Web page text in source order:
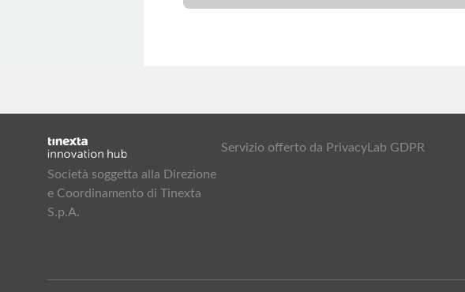
Società soggetta alla Direzione
e Coordinamento di Tinexta
S.p.A.
Servizio offerto da PrivacyLab GDPR